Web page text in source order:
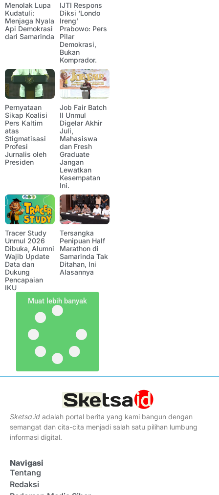
Menolak Lupa
Kudatuli:
Menjaga Nyala
Api Demokrasi
dari Samarinda
IJTI Respons
Diksi ‘Londo
Ireng’
Prabowo: Pers
Pilar
Demokrasi,
Bukan
Komprador.
Pernyataan
Sikap Koalisi
Pers Kaltim
atas
Stigmatisasi
Profesi
Jurnalis oleh
Presiden
Job Fair Batch
II Unmul
Digelar Akhir
Juli,
Mahasiswa
dan Fresh
Graduate
Jangan
Lewatkan
Kesempatan
Ini.
Tracer Study
Unmul 2026
Dibuka, Alumni
Wajib Update
Data dan
Dukung
Pencapaian
IKU
Tersangka
Penipuan Half
Marathon di
Samarinda Tak
Ditahan, Ini
Alasannya
Muat lebih banyak
Sketsa.id adalah portal berita yang kami bangun dengan
semangat dan cita-cita menjadi salah satu pilihan lumbung
informasi digital.
Navigasi
Tentang
Redaksi